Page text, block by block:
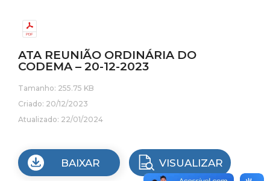
ATA REUNIÃO ORDINÁRIA DO
CODEMA – 20-12-2023
Tamanho: 255.75 KB
Criado: 20/12/2023
Atualizado: 22/01/2024
BAIXAR VISUALIZAR